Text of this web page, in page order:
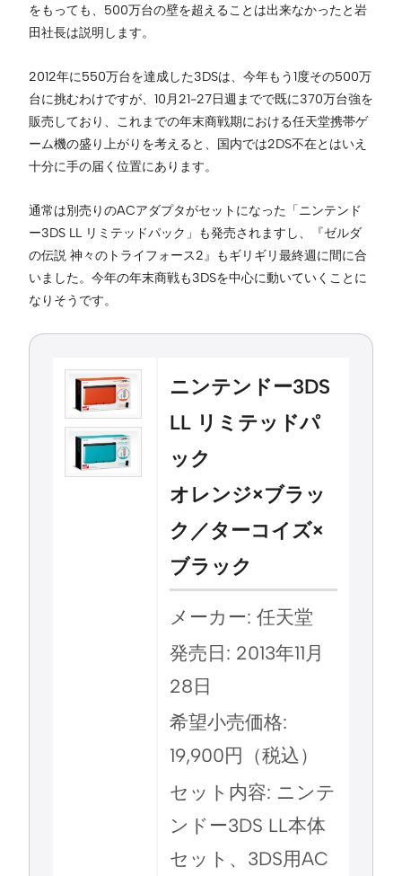
をもっても、500万台の壁を超えることは出来なかったと岩
田社長は説明します。
2012年に550万台を達成した3DSは、今年もう1度その500万
台に挑むわけですが、10月21-27日週までで既に370万台強を
販売しており、これまでの年末商戦期における任天堂携帯ゲ
ーム機の盛り上がりを考えると、国内では2DS不在とはいえ
十分に手の届く位置にあります。
通常は別売りのACアダプタがセットになった「ニンテンド
ー3DS LL リミテッドパック」も発売されますし、『ゼルダ
の伝説 神々のトライフォース2』もギリギリ最終週に間に合
いました。今年の年末商戦も3DSを中心に動いていくことに
なりそうです。
ニンテンドー3DS
LL リミテッドパ
ック
オレンジ×ブラッ
ク／ターコイズ×
ブラック
メーカー: 任天堂
発売日: 2013年11月
28日
希望小売価格:
19,900円（税込）
セット内容: ニンテ
ンドー3DS LL本体
セット、3DS用AC